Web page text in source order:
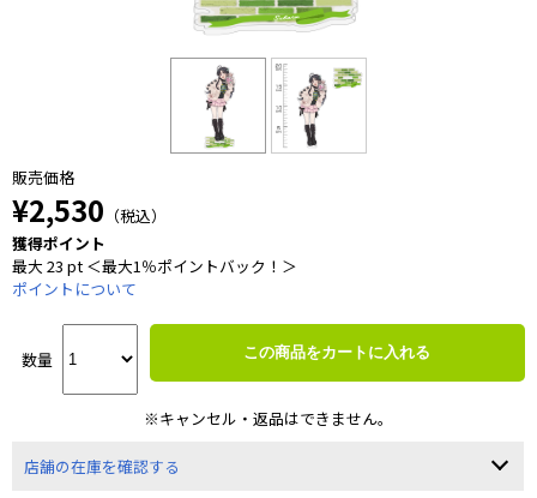
販売価格
¥2,530 （税込）
獲得ポイント
最大 23 pt ＜最大1％ポイントバック！＞
ポイントについて
数量 この商品をカートに入れる
※キャンセル・返品はできません。
店舗の在庫を確認する